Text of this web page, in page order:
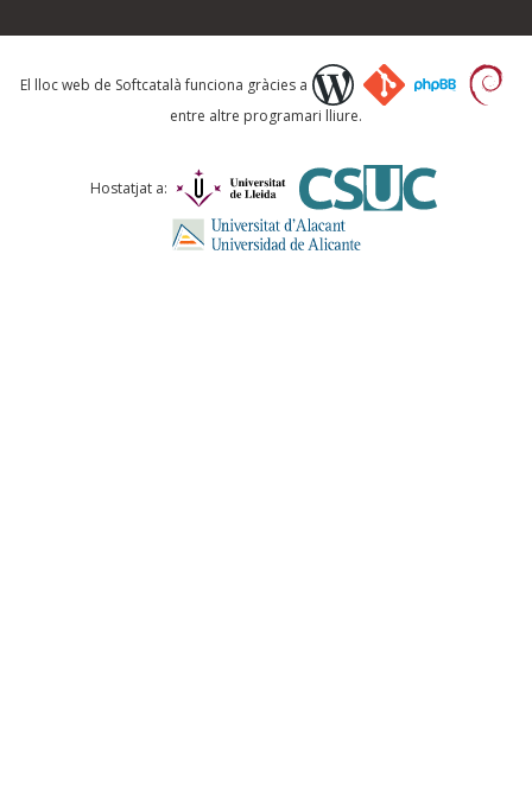
Què proposeu?
Comentari *
El lloc web de Softcatalà funciona gràcies a
entre altre programari lliure.
Hostatjat a: